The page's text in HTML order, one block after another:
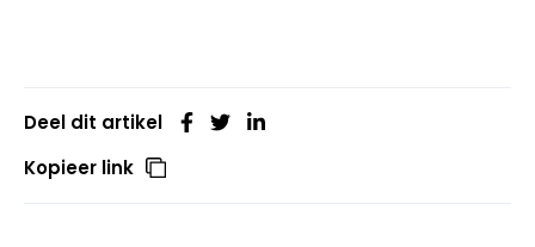
Deel dit artikel
Kopieer link